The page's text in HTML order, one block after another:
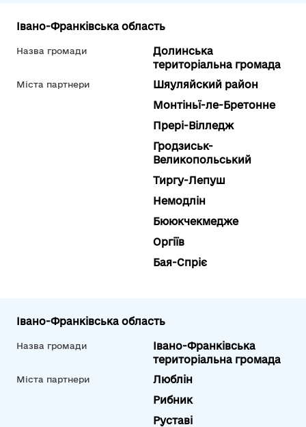
Івано-Франківська область
Назва громади
Долинська
територіальна громада
Міста партнери
Шяуляйский район
Монтіньї-ле-Бретонне
Прері-Вілледж
Гродзиськ-
Великопольський
Тиргу-Лепуш
Немодлін
Бююкчекмедже
Оргіїв
Бая-Спріє
Івано-Франківська область
Назва громади
Івано-Франківська
територіальна громада
Міста партнери
Люблін
Рибник
Руставі